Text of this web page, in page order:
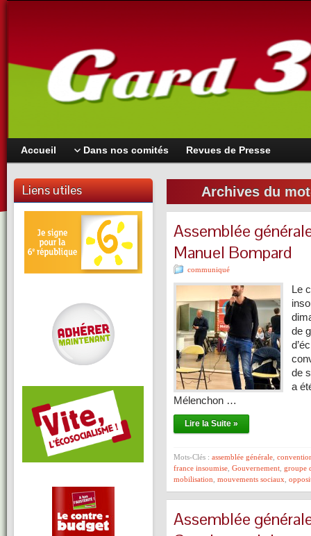
Accueil Dans nos comités Revues de Presse
Liens utiles Archives du
Assemblée
Manuel Bompard
communiqué
Le
de
de
a
Mélenchon …
Lire la Suite »
Mots-Clés : assemblée générale
france insoumise Gouvernement groupe
mobilisation mouvements sociaux
Assemblée